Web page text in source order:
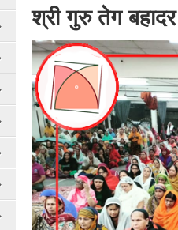
श्री गुरु तेग